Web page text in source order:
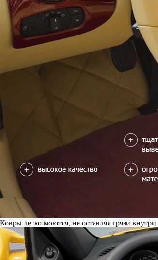
Ковры легко моются, не оставляя грязи внутри